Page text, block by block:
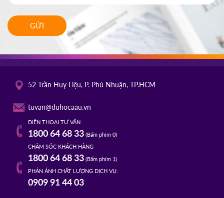
GỬI
52 Trần Huy Liệu, P. Phú Nhuận, TP.HCM
tuvan@duhocaau.vn
ĐIỆN THOẠI TƯ VẤN
1800 64 68 33(Bấm phím 0)
CHĂM SÓC KHÁCH HÀNG
1800 64 68 33(Bấm phím 1)
PHẢN ÁNH CHẤT LƯỢNG DỊCH VỤ:
0909 91 44 03